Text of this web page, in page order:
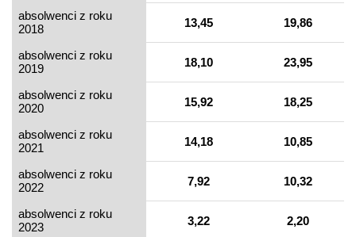
absolwenci z roku
2018
13,45 19,86
absolwenci z roku
2019
18,10 23,95
absolwenci z roku
2020
15,92 18,25
absolwenci z roku
2021
14,18 10,85
absolwenci z roku
2022
7,92 10,32
absolwenci z roku
2023
3,22 2,20